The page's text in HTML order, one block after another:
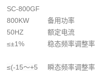
SC-800GF
800KW 备用功率
50HZ 额定电流
≤±1% 稳态频率调整率
≤(-15～+5
瞬态频率调整率